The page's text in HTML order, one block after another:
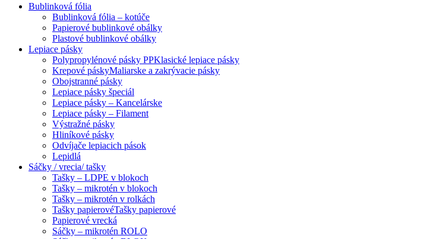
Bublinková fólia
Bublinková fólia – kotúče
Papierové bublinkové obálky
Plastové bublinkové obálky
Lepiace pásky
Polypropylénové pásky PPKlasické lepiace pásky
Krepové páskyMaliarske a zakrývacie pásky
Obojstranné pásky
Lepiace pásky špeciál
Lepiace pásky – Kancelárske
Lepiace pásky – Filament
Výstražné pásky
Hliníkové pásky
Odvíjače lepiacich pások
Lepidlá
Sáčky / vrecia/ tašky
Tašky – LDPE v blokoch
Tašky – mikrotén v blokoch
Tašky – mikrotén v rolkách
Tašky papierovéTašky papierové
Papierové vrecká
Sáčky – mikrotén ROLO